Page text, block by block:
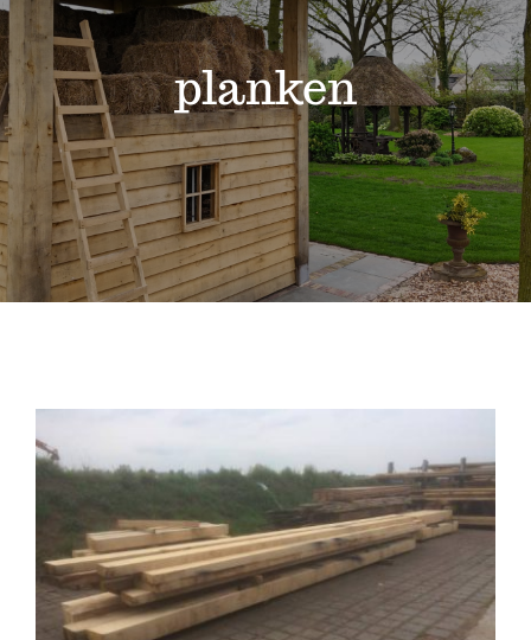
Projecten
Shop
Over ons
Contact
planken